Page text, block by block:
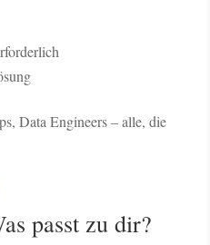
Data Engineers – alle, die
passt zu dir?